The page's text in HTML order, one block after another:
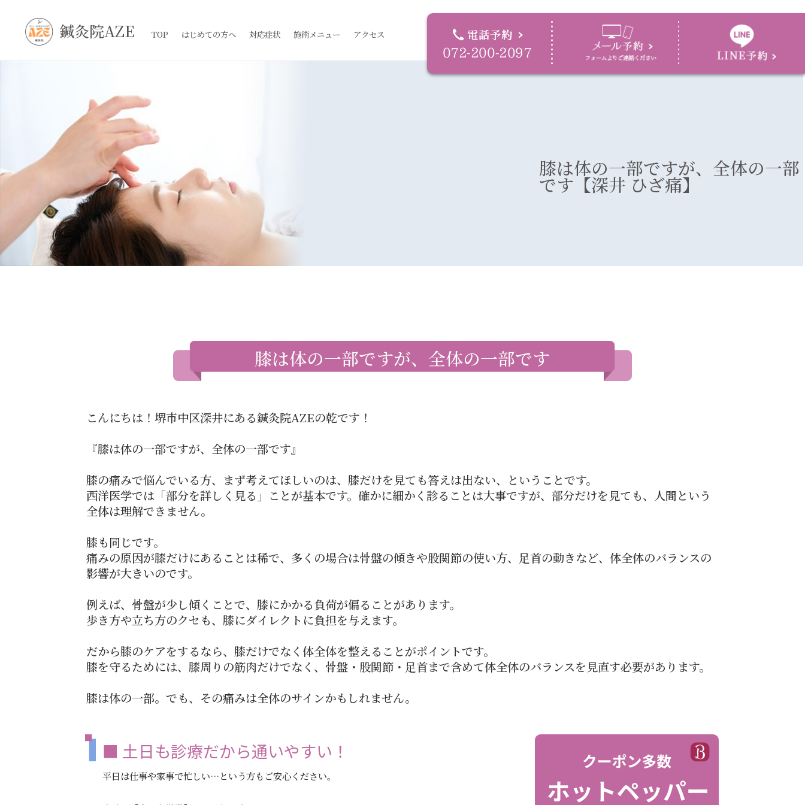
鍼灸院AZE TOP はじめての方へ 対応症状 施術メニュー アクセス
膝は体の一部ですが、全体の一部
です【深井 ひざ痛】
膝は体の一部ですが、全体の一部です
こんにちは！堺市中区深井にある鍼灸院AZEの乾です！
『膝は体の一部ですが、全体の一部です』
膝の痛みで悩んでいる方、まず考えてほしいのは、膝だけを見ても答えは出ない、ということです。
西洋医学では「部分を詳しく見る」ことが基本です。確かに細かく診ることは大事ですが、部分だけを見ても、人間という
全体は理解できません。
膝も同じです。
痛みの原因が膝だけにあることは稀で、多くの場合は骨盤の傾きや股関節の使い方、足首の動きなど、体全体のバランスの
影響が大きいのです。
例えば、骨盤が少し傾くことで、膝にかかる負荷が偏ることがあります。
歩き方や立ち方のクセも、膝にダイレクトに負担を与えます。
だから膝のケアをするなら、膝だけでなく体全体を整えることがポイントです。
膝を守るためには、膝周りの筋肉だけでなく、骨盤・股関節・足首まで含めて体全体のバランスを見直す必要があります。
膝は体の一部。でも、その痛みは全体のサインかもしれません。
■ 土日も診療だから通いやすい！
平日は仕事や家事で忙しい…という方もご安心ください。